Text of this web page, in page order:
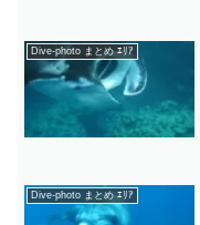
Dive-photo まとめ ｴﾘｱ
Dive-photo まとめ ｴﾘｱ